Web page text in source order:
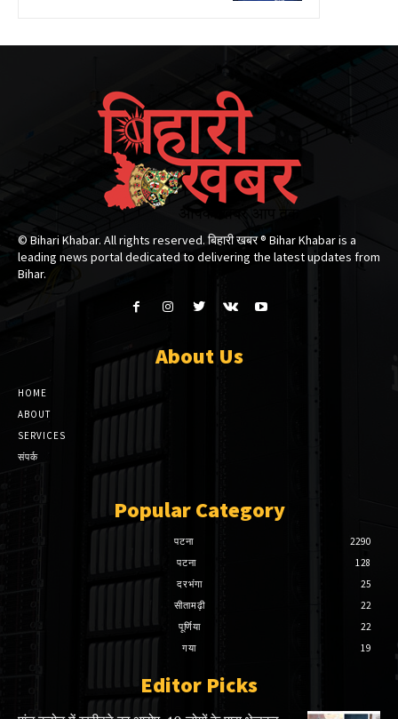
© Bihari Khabar. All rights reserved. बिहारी खबर ®​ Bihar Khabar is a
leading news portal dedicated to delivering the latest updates from
Bihar.
About Us
HOME
ABOUT
SERVICES
संपर्क
Popular Category
पटना
2290
पटना
128
दरभंगा
25
सीतामढ़ी
22
पूर्णिया
22
गया
19
Editor Picks